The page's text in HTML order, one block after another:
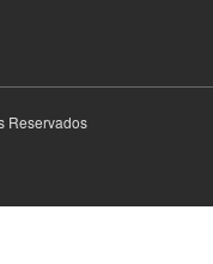
Reservados